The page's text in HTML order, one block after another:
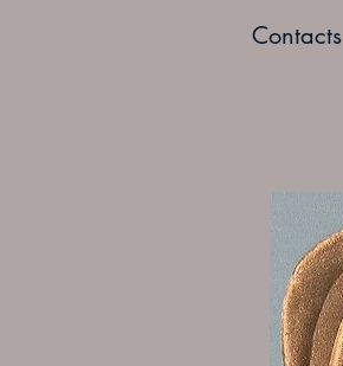
Contacts